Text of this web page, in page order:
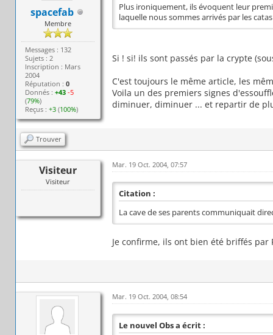
spacefab
Membre
Messages : 132
Sujets : 2
Inscription : Mars
2004
Réputation :0
Donnés :+43 -5
(79%)
Reçus :+3 (100%)
Plus ironiquement, ils évoquent leur
laquelle nous sommes arrivés par les
Si ! si! ils sont passés par la crypte
C'est toujours le même article, les
Voila un des premiers signes
diminuer, diminuer ... et repartir de
Trouver
Visiteur
Visiteur
Mar. 19 Oct. 2004, 07:57
Citation :
La cave de ses parents communiquait
Je confirme, ils ont bien été briffés par
Mar. 19 Oct. 2004, 08:54
Le nouvel Obs a écrit :